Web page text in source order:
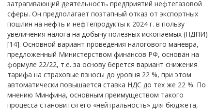
затрагивающий деятельность предприятий нефтегазовой
сферы. Он предполагает поэтапный отказ от экспортных
пошлин на нефть и нефтепродукты к 2024 г. в пользу
увеличения налога на добычу полезных ископаемых (НДПИ)
[14]. Основной вариант проведения налогового маневра,
предложенный Министерством финансов РФ, основан на
формуле 22/22, т.е. за основу берется вариант снижения
тарифа на страховые взносы до уровня 22 %, при этом
автоматически повышается ставка НДС до тех же 22 %. По
мнению Минфина, основным преимуществом такого
процесса становится его «нейтральность» для бюджета,